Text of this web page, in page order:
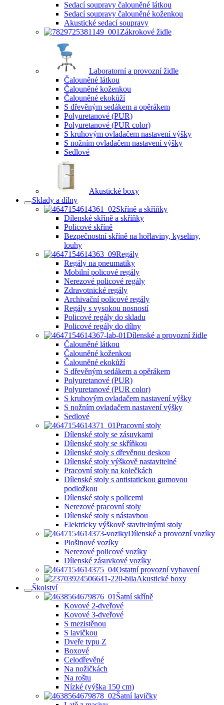
Sedací soupravy čalouněné látkou
Sedací soupravy čalouněné koženkou
Akustické sedací soupravy
Zákrokové židle
Laboratorní a provozní židle
Čalouněné látkou
Čalouněné koženkou
Čalouněné ekokůží
S dřevěným sedákem a opěrákem
Polyuretanové (PUR)
Polyuretanové (PUR color)
S kruhovým ovladačem nastavení výšky
S nožním ovladačem nastavení výšky
Sedlové
Akustické boxy
Sklady a dílny
Skříně a skříňky
Dílenské skříně a skříňky
Policové skříně
Bezpečnostní skříně na hořlaviny, kyseliny,
louhy
Regály
Regály na pneumatiky
Mobilní policové regály
Nerezové policové regály
Zdravotnické regály
Archivační policové regály
Regály s vysokou nosností
Policové regály do skladu
Policové regály do dílny
Dílenské a provozní židle
Čalouněné látkou
Čalouněné koženkou
Čalouněné ekokůží
S dřevěným sedákem a opěrákem
Polyuretanové (PUR)
Polyuretanové (PUR color)
S kruhovým ovladačem nastavení výšky
S nožním ovladačem nastavení výšky
Sedlové
Pracovní stoly
Dílenské stoly se zásuvkami
Dílenské stoly se skříňkou
Dílenské stoly s dřevěnou deskou
Dílenské stoly výškově nastavitelné
Pracovní stoly na kolečkách
Dílenské stoly s antistatickou gumovou
podložkou
Dílenské stoly s policemi
Nerezové pracovní stoly
Dílenské stoly s nástavbou
Elektricky výškově stavitelnými stoly
Dílenské a provozní vozíky
Plošinové vozíky
Nerezové policové vozíky
Dílenské zásuvkové vozíky
Ostatní provozní vybavení
Akustické boxy
Školství
Šatní skříně
Kovové 2-dveřové
Kovové 3-dveřové
S mezistěnou
S lavičkou
Dveře typu Z
Boxové
Celodřevěné
Na nožičkách
Na roštu
Nízké (výška 150 cm)
Šatní lavičky